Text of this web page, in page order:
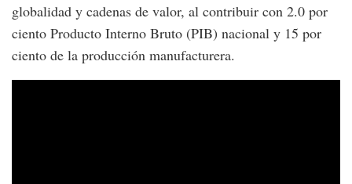
globalidad y cadenas de valor, al contribuir con 2.0 por
ciento Producto Interno Bruto (PIB) nacional y 15 por
ciento de la producción manufacturera.